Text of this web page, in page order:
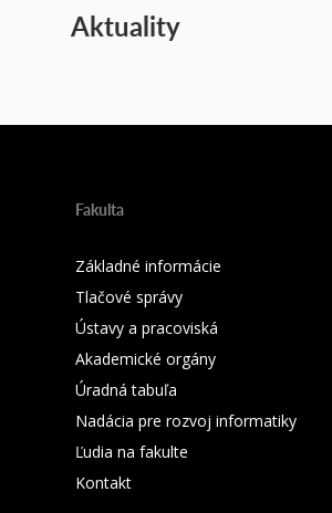
Aktuality
Fakulta
Základné informácie
Tlačové správy
Ústavy a pracoviská
Akademické orgány
Úradná tabuľa
Nadácia pre rozvoj informatiky
Ľudia na fakulte
Kontakt